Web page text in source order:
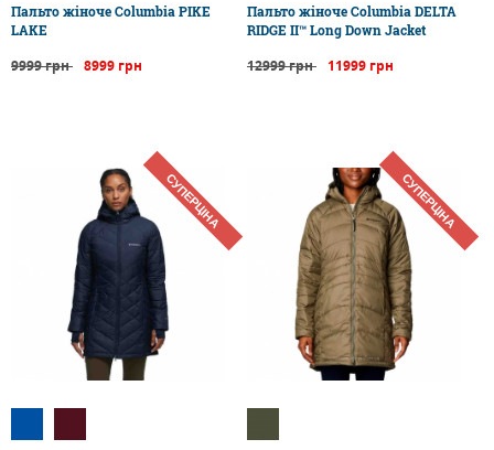
Пальто жіноче Columbia PIKE
LAKE
9999 грн 8999 грн
Пальто жіноче Columbia DELTA
RIDGE II™ Long Down Jacket
12999 грн 11999 грн
СУПЕРЦІНА СУПЕРЦІНА